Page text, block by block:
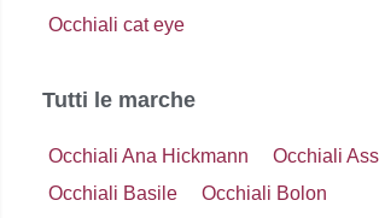
Occhiali cat eye
Tutti le marche
Occhiali Ana Hickmann
Occhiali
Occhiali Basile
Occhiali Bolon